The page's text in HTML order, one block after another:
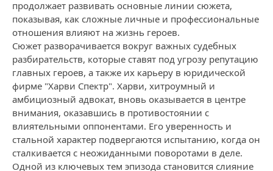
продолжает развивать основные линии сюжета,
показывая, как сложные личные и профессиональные
отношения влияют на жизнь героев.
Сюжет разворачивается вокруг важных судебных
разбирательств, которые ставят под угрозу репутацию
главных героев, а также их карьеру в юридической
фирме "Харви Спектр". Харви, хитроумный и
амбициозный адвокат, вновь оказывается в центре
внимания, оказавшись в противостоянии с
влиятельными оппонентами. Его уверенность и
стальной характер подвергаются испытанию, когда он
сталкивается с неожиданными поворотами в деле.
Одной из ключевых тем эпизода становится слияние